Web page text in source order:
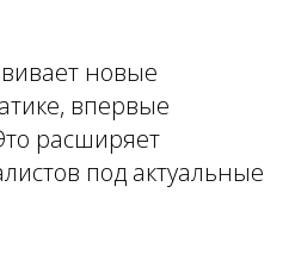
новые
впервые
расширяет
под актуальные